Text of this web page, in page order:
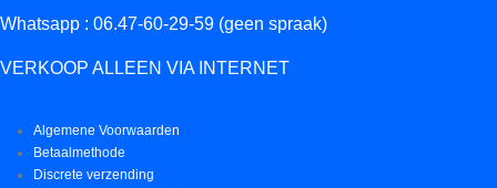
Whatsapp : 06.47-60-29-59 (geen spraak)
VERKOOP ALLEEN VIA INTERNET
Algemene Voorwaarden
Betaalmethode
Discrete verzending